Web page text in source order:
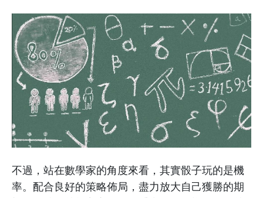
不過，站在數學家的角度來看，其實骰子玩的是機
率。配合良好的策略佈局，盡力放大自己獲勝的期